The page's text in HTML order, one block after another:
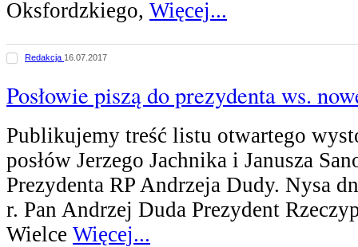
Oksfordzkiego, Więcej...
Redakcja 16.07.2017
Posłowie piszą do prezydenta ws.
Publikujemy treść listu otwartego
posłów Jerzego Jachnika i Janusza
Prezydenta RP Andrzeja Dudy. Nysa
r. Pan Andrzej Duda Prezydent
Wielce Więcej...